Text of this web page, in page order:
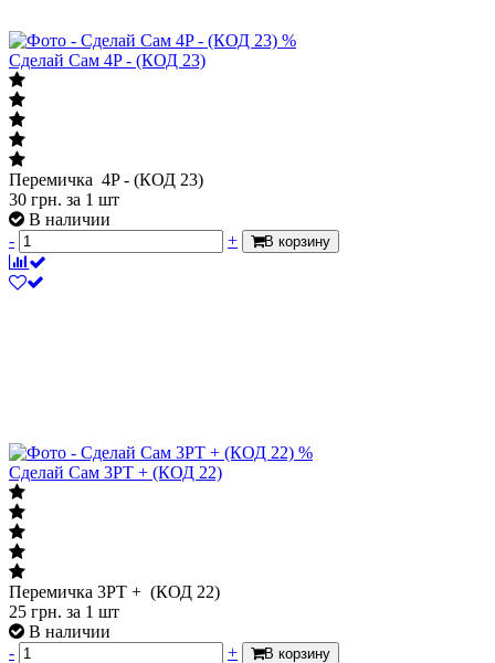
%
Сделай Сам 4P - (КОД 23)
Перемичка 4P - (КОД 23)
30 грн. за 1 шт
В наличии
-
+ В корзину
%
Сделай Сам 3PT + (КОД 22)
Перемичка 3PT + (КОД 22)
25 грн. за 1 шт
В наличии
-
+ В корзину